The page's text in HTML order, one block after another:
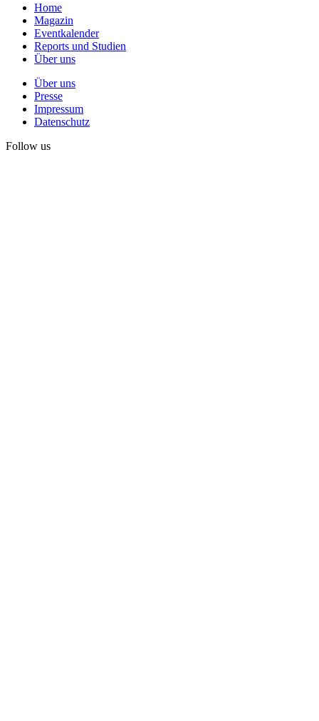
Home
Magazin
Eventkalender
Reports und Studien
Über uns
Über uns
Presse
Impressum
Datenschutz
Follow us